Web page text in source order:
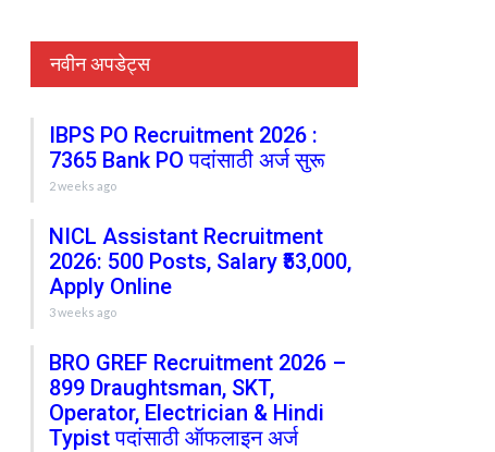
नवीन अपडेट्स
IBPS PO Recruitment 2026 :
7365 Bank PO पदांसाठी अर्ज सुरू
2 weeks ago
NICL Assistant Recruitment
2026: 500 Posts, Salary ₹53,000,
Apply Online
3 weeks ago
BRO GREF Recruitment 2026 –
899 Draughtsman, SKT,
Operator, Electrician & Hindi
Typist पदांसाठी ऑफलाइन अर्ज